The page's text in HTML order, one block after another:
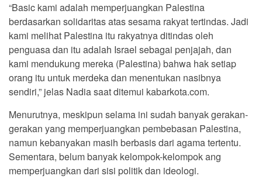
“Basic kami adalah memperjuangkan Palestina
berdasarkan solidaritas atas sesama rakyat tertindas. Jadi
kami melihat Palestina itu rakyatnya ditindas oleh
penguasa dan itu adalah Israel sebagai penjajah, dan
kami mendukung mereka (Palestina) bahwa hak setiap
orang itu untuk merdeka dan menentukan nasibnya
sendiri,” jelas Nadia saat ditemui kabarkota.com.
Menurutnya, meskipun selama ini sudah banyak gerakan-
gerakan yang memperjuangkan pembebasan Palestina,
namun kebanyakan masih berbasis dari agama tertentu.
Sementara, belum banyak kelompok-kelompok ang
memperjuangkan dari sisi politik dan ideologi.